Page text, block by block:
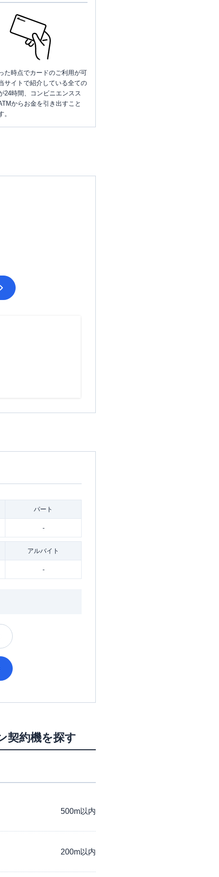
た時点でカードのご利用が可
サイトで紹介している全ての
24時間、コンビニエンスス
からお金を引き出すこと
。
パート
-
アルバイト
-
契約機を探す
500m以内
200m以内